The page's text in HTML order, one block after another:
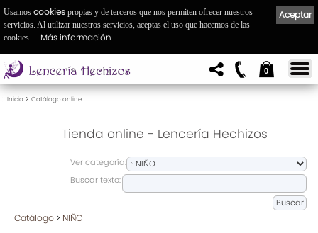
0
:: Inicio > Catálogo online
Tienda online - Lencería Hechizos
Ver categoría:
Buscar texto:
Catálogo > NIÑO
Aceptar
Usamos cookies propias y de terceros que nos permiten ofrecer nuestros
servicios. Al utilizar nuestros servicios, aceptas el uso que hacemos de las
cookies.
Más información